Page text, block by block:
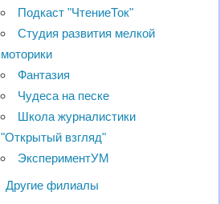
Подкаст "ЧтениеТок"
Студия развития мелкой
моторики
Фантазия
Чудеса на песке
Школа журналистики
"Открытый взгляд"
ЭкспериментУМ
Другие филиалы